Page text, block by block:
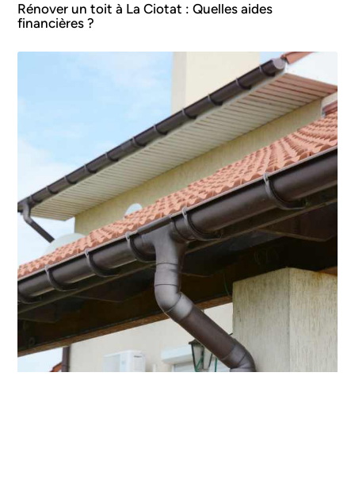
Rénover un toit à La Ciotat : Quelles aides
financières ?